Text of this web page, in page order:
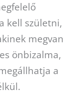
kell születni,
megvan
önbizalma,
a